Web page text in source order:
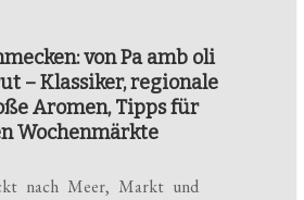
von Pa amb oli
– Klassiker, regionale
Aromen, Tipps für
Wochenmärkte
nach Meer, Markt und